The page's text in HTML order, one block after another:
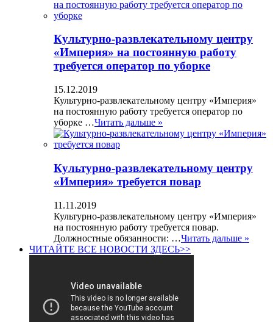
Культурно-развлекательному центру
«Империя» на постоянную работу
требуется оператор по уборке
15.12.2019
Культурно-развлекательному центру «Империя»
на постоянную работу требуется оператор по
уборке …Читать дальше »
Культурно-развлекательному центру
«Империя» требуется повар
11.11.2019
Культурно-развлекательному центру «Империя»
на постоянную работу требуется повар.
Должностные обязанности: …Читать дальше »
ЧИТАЙТЕ ВСЕ НОВОСТИ ЗДЕСЬ>>